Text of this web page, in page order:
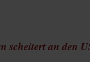
scheitert an den